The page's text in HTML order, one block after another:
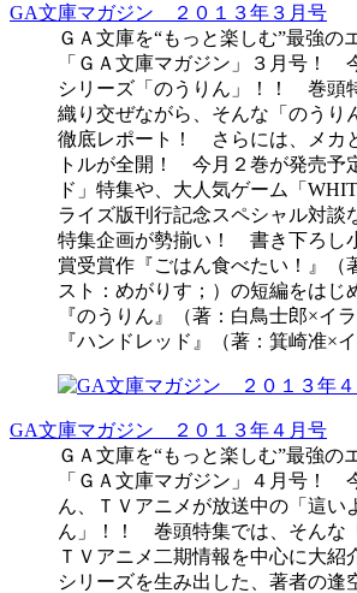
GA文庫マガジン ２０１３年３月号
ＧＡ文庫を“もっと楽しむ”最強の
「ＧＡ文庫マガジン」３月号！
シリーズ「のうりん」！！ 巻頭
織り交ぜながら、そんな「のうり
徹底レポート！ さらには、メカ
トルが全開！ 今月２巻が発売予
ド」特集や、大人気ゲーム「
ライズ版刊行記念スペシャル対談
特集企画が勢揃い！ 書き下ろし
賞受賞作『ごはん食べたい！』（
スト：めがりす；）の短編をはじ
『のうりん』（著：白鳥士郎×イ
『ハンドレッド』（著：箕崎准×
GA文庫マガジン ２０１３年４月号
ＧＡ文庫を“もっと楽しむ”最強の
「ＧＡ文庫マガジン」４月号！
ん、ＴＶアニメが放送中の「這
ん」！！ 巻頭特集では、そんな
ＴＶアニメ二期情報を中心に大
シリーズを生み出した、著者の逢